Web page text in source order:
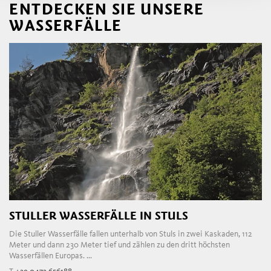
ENTDECKEN SIE UNSERE
WASSERFÄLLE
STULLER WASSERFÄLLE IN STULS
Die Stuller Wasserfälle fallen unterhalb von Stuls in zwei Kaskaden, 112
Meter und dann 230 Meter tief und zählen zu den dritt höchsten
Wasserfällen Europas. ...